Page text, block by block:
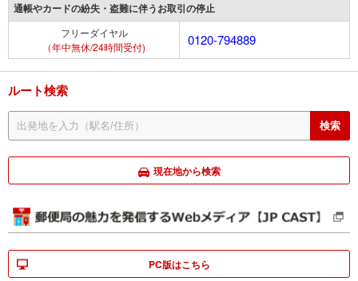
通帳やカードの紛失・盗難に伴うお取引の停止
フリーダイヤル
（年中無休/24時間受付)
0120-794889
ルート検索
現在地から検索
PC版はこちら